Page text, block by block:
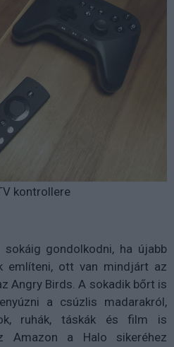
kontrollere
gondolkodni, ha újabb
említeni, ott van mindjárt az
Angry Birds. A sokadik bőrt is
a csúzlis madarakról,
ruhák, táskák és film is
Amazon a Halo sikeréhez